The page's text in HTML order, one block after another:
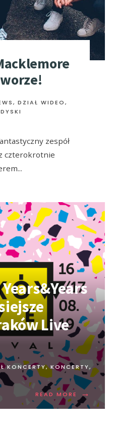
, DZIAŁ WIDEO,
zespół
z czterokrotnie
...
Live
KONCERTY,KONCERTY,
READ MORE →